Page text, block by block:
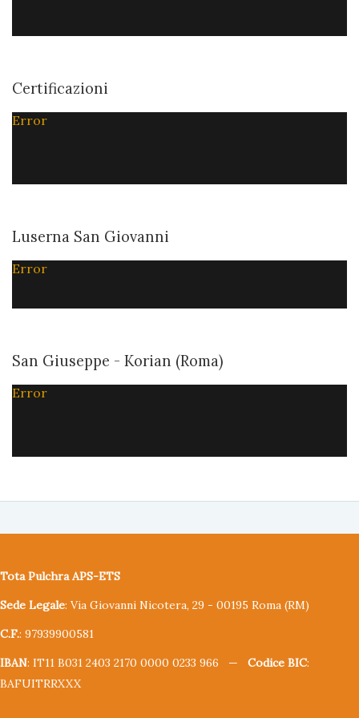
Certificazioni
Error
Luserna San Giovanni
Error
San Giuseppe - Korian (Roma)
Error
Tota Pulchra APS-ETS
Sede Legale: Via Giovanni Nicotera, 29 - 00195 Roma (RM)
C.F.: 97939900581
IBAN: IT11 B031 2403 2170 0000 0233 966 — Codice BIC:
BAFUITRRXXX